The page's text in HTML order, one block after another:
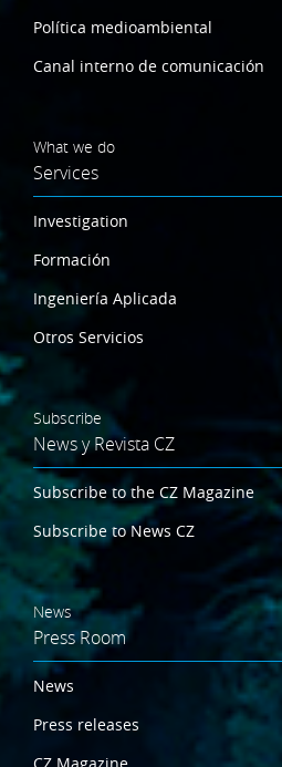
Política medioambiental
Canal interno de comunicación
What we do
Services
Investigation
Formación
Ingeniería Aplicada
Otros Servicios
Subscribe
News y Revista CZ
Subscribe to the CZ Magazine
Subscribe to News CZ
News
Press Room
News
Press releases